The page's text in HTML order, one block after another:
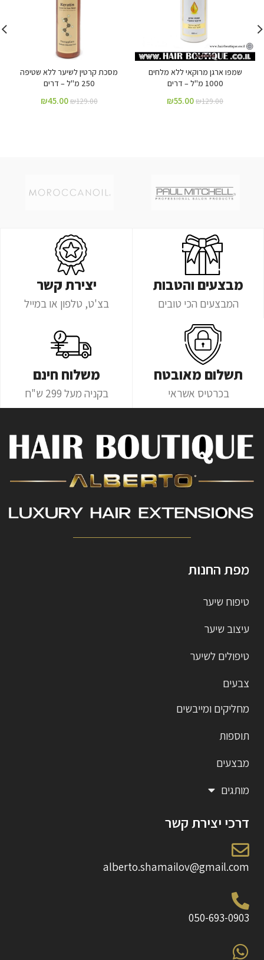
שמפו ארגן מרוקאי ללא מלחים
1000 מ"ל – דרים
₪129.00
₪55.00
מסכת קרטין לשיער ללא שטיפה
250 מ"ל – דרים
₪129.00
₪45.00
מבצעים והטבות
המבצעים הכי טובים
יצירת קשר
בצ'ט, טלפון או במייל
תשלום מאובטח
בכרטיס אשראי
משלוח חינם
בקניה מעל 299 ש"ח
מפת החנות
טיפוח שיער
עיצוב שיער
טיפולים לשיער
צבעים
מחליקים ומייבשים
תוספות
מבצעים
מותגים
דרכי יצירת קשר
alberto.shamailov@gmail.com
050-693-0903